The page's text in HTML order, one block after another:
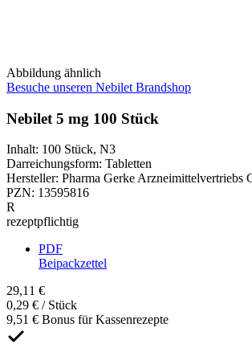
Abbildung ähnlich
Besuche unseren Nebilet Brandshop
Nebilet 5 mg 100 Stück
Inhalt: 100 Stück, N3
Darreichungsform: Tabletten
Hersteller: Pharma Gerke Arzneimittelvertriebs
PZN: 13595816
R
rezeptpflichtig
PDF
Beipackzettel
29,11 €
0,29 € / Stück
9,51 € Bonus für Kassenrezepte